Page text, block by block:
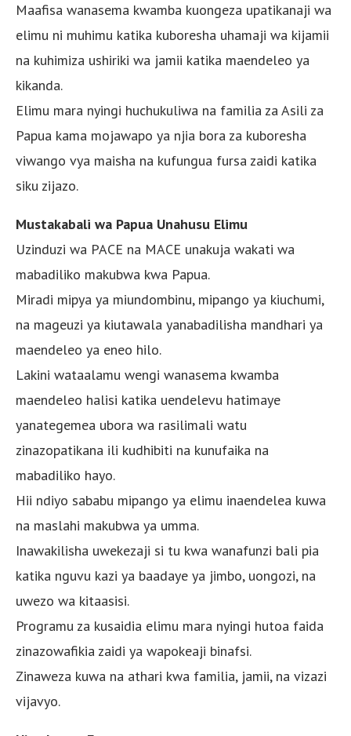
Maafisa wanasema kwamba kuongeza upatikanaji wa
elimu ni muhimu katika kuboresha uhamaji wa kijamii
na kuhimiza ushiriki wa jamii katika maendeleo ya
kikanda.
Elimu mara nyingi huchukuliwa na familia za Asili za
Papua kama mojawapo ya njia bora za kuboresha
viwango vya maisha na kufungua fursa zaidi katika
siku zijazo.
Mustakabali wa Papua Unahusu Elimu
Uzinduzi wa PACE na MACE unakuja wakati wa
mabadiliko makubwa kwa Papua.
Miradi mipya ya miundombinu, mipango ya kiuchumi,
na mageuzi ya kiutawala yanabadilisha mandhari ya
maendeleo ya eneo hilo.
Lakini wataalamu wengi wanasema kwamba
maendeleo halisi katika uendelevu hatimaye
yanategemea ubora wa rasilimali watu
zinazopatikana ili kudhibiti na kunufaika na
mabadiliko hayo.
Hii ndiyo sababu mipango ya elimu inaendelea kuwa
na maslahi makubwa ya umma.
Inawakilisha uwekezaji si tu kwa wanafunzi bali pia
katika nguvu kazi ya baadaye ya jimbo, uongozi, na
uwezo wa kitaasisi.
Programu za kusaidia elimu mara nyingi hutoa faida
zinazowafikia zaidi ya wapokeaji binafsi.
Zinaweza kuwa na athari kwa familia, jamii, na vizazi
vijavyo.